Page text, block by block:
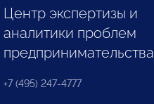
Центр экспертизы и
аналитики проблем
предпринимательства
+7 (495) 247-4777